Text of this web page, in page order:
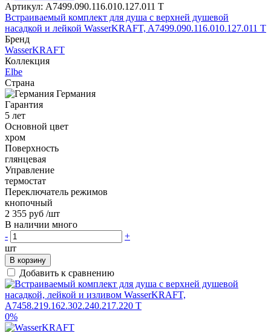
Артикул: A7499.090.116.010.127.011 T
Встраиваемый комплект для душа с верхней душевой
насадкой и лейкой WasserKRAFT, A7499.090.116.010.127.011 T
Бренд
WasserKRAFT
Коллекция
Elbe
Страна
Германия
Гарантия
5 лет
Основной цвет
хром
Поверхность
глянцевая
Управление
термостат
Переключатель режимов
кнопочный
2 355 руб /шт
В наличии много
-
+
шт
В корзину
Добавить к сравнению
0%